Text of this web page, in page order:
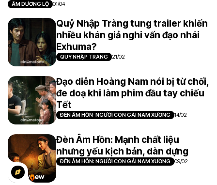
ÂM DƯƠNG LỘ 01/04
Quỷ Nhập Tràng tung trailer khiến
nhiều khán giả nghi vấn đạo nhái
Exhuma?
QUỶ NHẬP TRÀNG 21/02
Đạo diễn Hoàng Nam nói bị từ chối,
đe doạ khi làm phim đầu tay chiếu
Tết
ĐÈN ÂM HỒN: NGƯỜI CON GÁI NAM XƯƠNG 14/02
Đèn Âm Hồn: Mạnh chất liệu
nhưng yếu kịch bản, dàn dựng
ĐÈN ÂM HỒN: NGƯỜI CON GÁI NAM XƯƠNG 09/02